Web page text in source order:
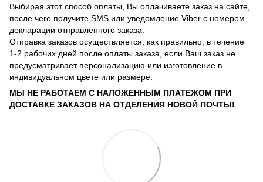
Выбирая этот способ оплаты, Вы оплачиваете заказ на сайте,
после чего получите SMS или уведомление Viber с номером
декларации отправленного заказа.
Отправка заказов осуществляется, как правильно, в течение
1-2 рабочих дней после оплаты заказа, если Ваш заказ не
предусматривает персонализацию или изготовление в
индивидуальном цвете или размере.
МЫ НЕ РАБОТАЕМ С НАЛОЖЕННЫМ ПЛАТЕЖОМ ПРИ
ДОСТАВКЕ ЗАКАЗОВ НА ОТДЕЛЕНИЯ НОВОЙ ПОЧТЫ!